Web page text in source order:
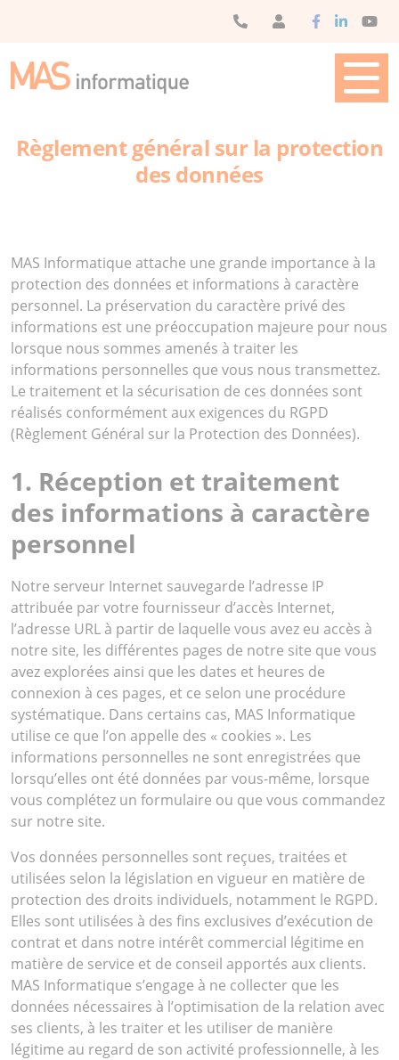
GESTION
MATÉRIELLES
Règlement général sur la protection
des données
MAS Informatique attache une grande importance à la
protection des données et informations à caractère
personnel. La préservation du caractère privé des
informations est une préoccupation majeure pour nous
lorsque nous sommes amenés à traiter les
informations personnelles que vous nous transmettez.
Le traitement et la sécurisation de ces données sont
réalisés conformément aux exigences du RGPD
(Règlement Général sur la Protection des Données).
1. Réception et traitement
des informations à caractère
personnel
Notre serveur Internet sauvegarde l’adresse IP
attribuée par votre fournisseur d’accès Internet,
l’adresse URL à partir de laquelle vous avez eu accès à
notre site, les différentes pages de notre site que vous
avez explorées ainsi que les dates et heures de
connexion à ces pages, et ce selon une procédure
systématique. Dans certains cas, MAS Informatique
utilise ce que l’on appelle des « cookies ». Les
informations personnelles ne sont enregistrées que
lorsqu’elles ont été données par vous-même, lorsque
vous complétez un formulaire ou que vous commandez
sur notre site.
Vos données personnelles sont reçues, traitées et
utilisées selon la législation en vigueur en matière de
protection des droits individuels, notamment le RGPD.
Elles sont utilisées à des fins exclusives d’exécution de
contrat et dans notre intérêt commercial légitime en
matière de service et de conseil apportés aux clients.
MAS Informatique s’engage à ne collecter que les
données nécessaires à l’optimisation de la relation avec
ses clients, à les traiter et les utiliser de manière
légitime au regard de son activité professionnelle, à les